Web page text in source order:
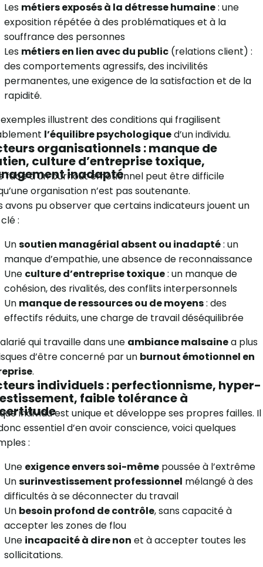
Les métiers exposés à la détresse humaine: une
exposition répétée à des problématiques et à la
souffrance des personnes
Les métiers en lien avec du public(relations client) :
des comportements agressifs, des incivilités
permanentes, une exigence de la satisfaction et de la
rapidité.
illustrent des conditions qui fragilisent
l’équilibre psychologiqued’un individu.
organisationnels : manque de
culture d’entreprise toxique,
inadapté
face à un burnout émotionnel peut être difficile
organisation n’est pas soutenante.
avons pu observer que certains indicateurs jouent un
:
Unsoutien managérial absent ou inadapté: un
manque d’empathie, une absence de reconnaissance
Une culture d’entreprise toxique: un manque de
cohésion, des rivalités, des conflits interpersonnels
Un manque de ressources ou de moyens: des
effectifs réduits, une charge de travail déséquilibrée
qui travaille dans une ambiance malsainea plus
d’être concerné par un burnout émotionnel en
.
individuels : perfectionnisme, hyper-
faible tolérance à
individu est unique et développe ses propres failles. Il
essentiel d’en avoir conscience, voici quelques
:
Une exigence envers soi-mêmepoussée à l’extrême
Unsurinvestissement professionnel mélangé à des
difficultés à se déconnecter du travail
Un besoin profond de contrôle, sans capacité à
accepter les zones de flou
Une incapacité à dire non et à accepter toutes les
sollicitations.